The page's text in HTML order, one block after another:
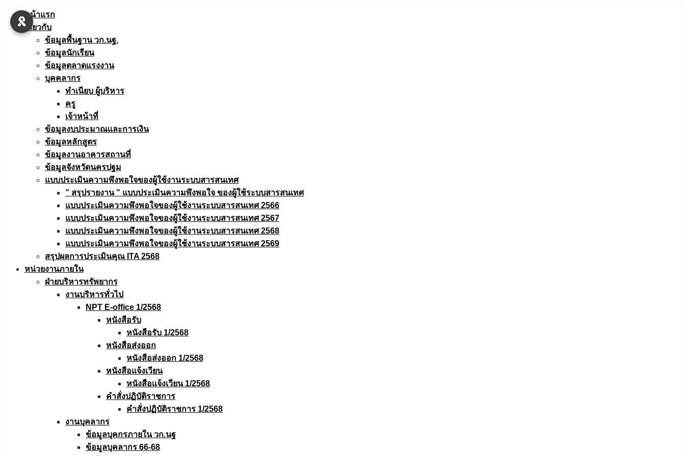
Skip
หน้าแรก
เกี่ยวกับ
ข้อมูลพื้นฐาน วก.นฐ.
ข้อมูลนักเรียน
ข้อมูลตลาดแรงงาน
บุคคลากร
ทำเนียบ ผู้บริหาร
ครู
เจ้าหน้าที่
ข้อมูลงบประมาณเเละการเงิน
ข้อมูลหลักสูตร
ข้อมูลงานอาคารสถานที่
ข้อมูลจังหวัดนครปฐม
แบบประเมินความพึงพอใจของผู้ใช้งานระบบสารสนเทศ
” สรุปรายงาน ” แบบประเมินความพึงพอใจ ของผู้ใช้ระบบสารสนเทศ
แบบประเมินความพึงพอใจของผู้ใช้งานระบบสารสนเทศ 2566
แบบประเมินความพึงพอใจของผู้ใช้งานระบบสารสนเทศ 2567
แบบประเมินความพึงพอใจของผู้ใช้งานระบบสารสนเทศ 2568
แบบประเมินความพึงพอใจของผู้ใช้งานระบบสารสนเทศ 2569
สรุปผลการประเมินคุณ ITA 2568
หน่วยงานภายใน
ฝ่ายบริหารทรัพยากร
งานบริหารทั่วไป
NPT E-office 1/2568
หนังสือรับ
หนังสือรับ 1/2568
หนังสือส่งออก
หนังสือส่งออก 1/2568
หนังสือแจ้งเวียน
หนังสือเเจ้งเวียน 1/2568
คำสั่งปฏิบัติราชการ
คำสั่งปฏิบัติราชการ 1/2568
งานบุคลากร
ข้อมูลบุคกรภายใน วก.นฐ
ข้อมูลบุคลากร 66-68